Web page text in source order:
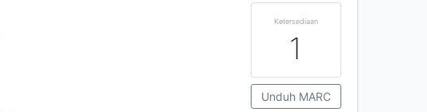
Ketersediaan
1
Unduh MARC